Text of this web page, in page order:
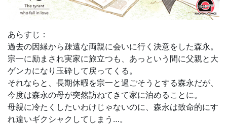
あらすじ：
過去の因縁から疎遠な両親に会いに行く決意をした森永。
宗一に励まされ実家に旅立つも、 あっという間に父親と大
ゲンカになり玉砕して戻ってくる。
それならと、長期休暇を宗一と過 ごそうとする森永だが、
今度は森永の母が突然訪ねてきて家に泊めることに。
母親に冷たくしたいわけじゃないのに、 森永は致命的にす
れ違いギクシャクしてしまう…。